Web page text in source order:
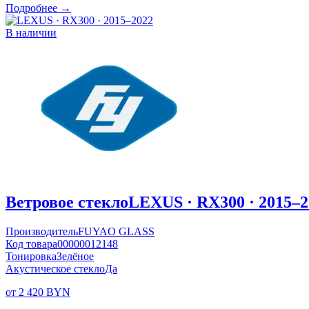
Подробнее →
В наличии
Ветровое стеклоLEXUS · RX300 ·
ПроизводительFUYAO GLASS
Код товара00000012148
ТонировкаЗелёное
Акустическое стеклоДа
от 2 420 BYN